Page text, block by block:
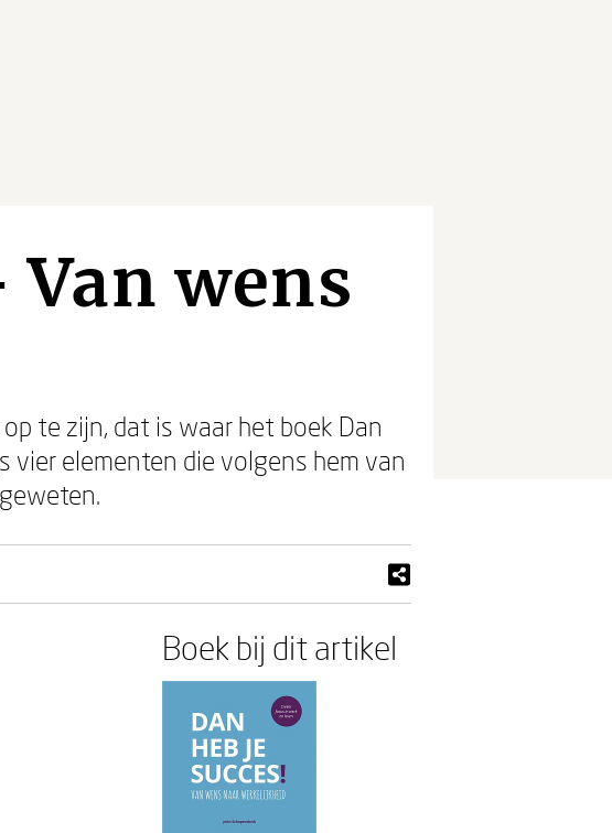
Van wens
te zijn, dat is waar het boek Dan
vier elementen die volgens hem van
Boek bij dit artikel